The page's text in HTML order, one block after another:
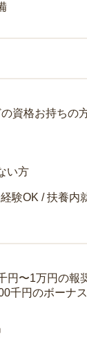
資格お持ちの
い方
験OK / 扶養内
円〜1万円の報
千円のボーナ